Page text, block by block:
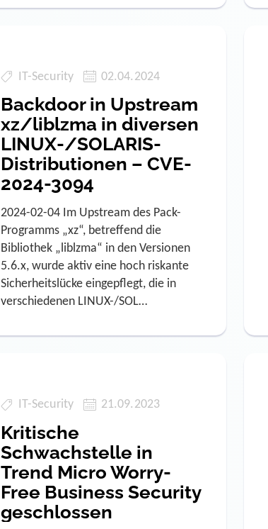
IT-Security 02.04.2024
Backdoor in Upstream
xz/liblzma in diversen
LINUX-/SOLARIS-
Distributionen – CVE-
2024-3094
2024-02-04 Im Upstream des Pack-
Programms „xz“, betreffend die
Bibliothek „liblzma“ in den Versionen
5.6.x, wurde aktiv eine hoch riskante
Sicherheitslücke eingepflegt, die in
verschiedenen LINUX-/SOL…
IT-Security 21.09.2023
Kritische
Schwachstelle in
Trend Micro Worry-
Free Business Security
geschlossen